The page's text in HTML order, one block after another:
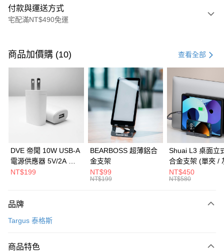
付款與運送方式
宅配滿NT$490免運
信用卡一次付款
3 期 0 利率 每期 NT$583
第一商業銀行
華南商業銀行
彰化商業銀行
上海商業儲蓄銀行
台北富邦商業銀行
兆豐國際商業銀行
臺灣中小企業銀行
台中商業銀行
匯豐（台灣）商業銀行
華泰商業銀行
聯邦商業銀行
元大商業銀行
台灣樂天信用卡公司
NT$291 21家銀行
合作金庫商業銀行
第一商業銀行
彰化商業銀行
台北富邦商業銀行
國泰世華商業銀行
兆豐國際商業銀行
臺灣中小企業銀行
匯豐（台灣）商業銀行
玉山商業銀行
台灣樂天信用卡公司
街口支付
悠遊付
相關說明
商品加價購 (10) 查看全部
DVE 帝聞 10W USB-A
電源供應器 5V/2A 充
電頭 (適用閱讀器、小
NT$199
BEARBOSS 超薄鋁合
金支架
NT$99
NT$199
Shuai L3 桌面立
合金支架 (單夾 /
NT$450
NT$580
品牌
Targus 泰格斯
商品特色